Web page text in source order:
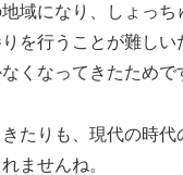
域になり、しょっち
を行うことが難しい
くなってきたためで
たりも、現代の時代
ませんね。